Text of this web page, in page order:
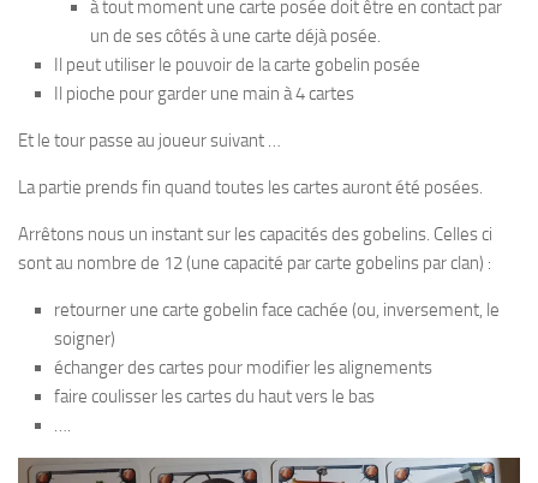
à tout moment une carte posée doit être en contact par
un de ses côtés à une carte déjà posée.
Il peut utiliser le pouvoir de la carte gobelin posée
Il pioche pour garder une main à 4 cartes
Et le tour passe au joueur suivant …
La partie prends fin quand toutes les cartes auront été posées.
Arrêtons nous un instant sur les capacités des gobelins. Celles ci
sont au nombre de 12 (une capacité par carte gobelins par clan) :
retourner une carte gobelin face cachée (ou, inversement, le
soigner)
échanger des cartes pour modifier les alignements
faire coulisser les cartes du haut vers le bas
….